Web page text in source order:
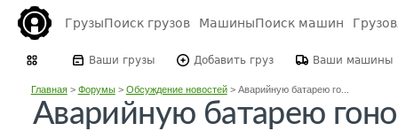
ГрузыПоиск грузов МашиныПоиск машин
Ваши грузы Добавить груз Ваши машины
Главная> Форумы> Обсуждение новостей> Аварийную батарею го...
Аварийную батарею